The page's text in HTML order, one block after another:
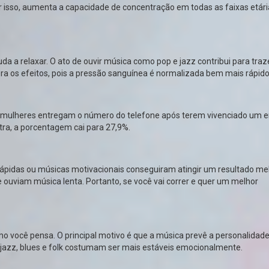
aumenta a capacidade de concentração em todas as faixas
a relaxar. O ato de ouvir música como pop e jazz contribui para
os efeitos, pois a pressão sanguínea é normalizada bem mais
entregam o número do telefone após terem vivenciado um
a porcentagem cai para 27,9%.
ou músicas motivacionais conseguiram atingir um resultado
música lenta. Portanto, se você vai correr e quer um melhor
você pensa. O principal motivo é que a música prevê a
blues e folk costumam ser mais estáveis emocionalmente.